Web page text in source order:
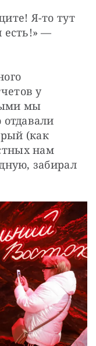
Я-то тут
есть!» —
у
мы
(как
нам
забирал